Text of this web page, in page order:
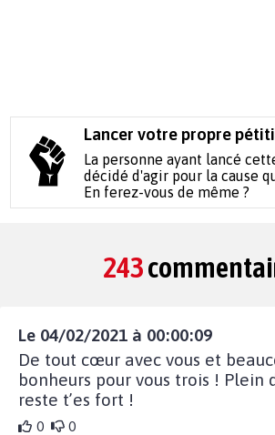
Lancer votre propre
La personne ayant lancé
décidé d'agir pour la cause
En ferez-vous de même ?
243
Le 04/02/2021 à 00:00:09
De tout cœur avec vous et
bonheurs pour vous trois ! Plein
reste t’es fort !
0 0